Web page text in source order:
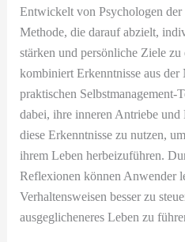
Entwickelt von Psychologen
Methode, die darauf abzielt,
stärken und persönliche Ziele
kombiniert Erkenntnisse aus
praktischen
dabei, ihre inneren Antriebe
diese Erkenntnisse zu nutzen,
ihrem Leben herbeizuführen.
Reflexionen können Anwender
Verhaltensweisen besser zu
ausgeglicheneres Leben zu